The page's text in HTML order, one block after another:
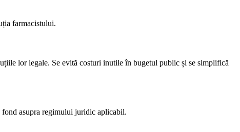
farmacistului.
lor legale. Se evită costuri inutile în bugetul public și se simplifică
asupra regimului juridic aplicabil.